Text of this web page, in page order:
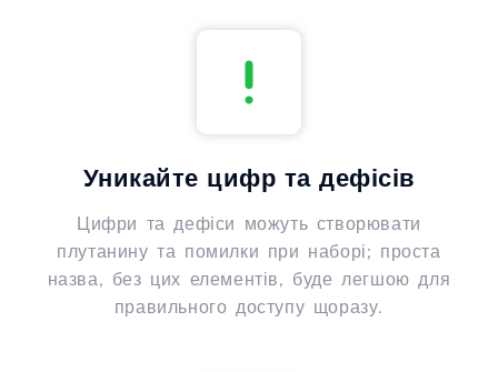
Уникайте цифр та дефісів
Цифри та дефіси можуть створювати
плутанину та помилки при наборі; проста
назва, без цих елементів, буде легшою для
правильного доступу щоразу.